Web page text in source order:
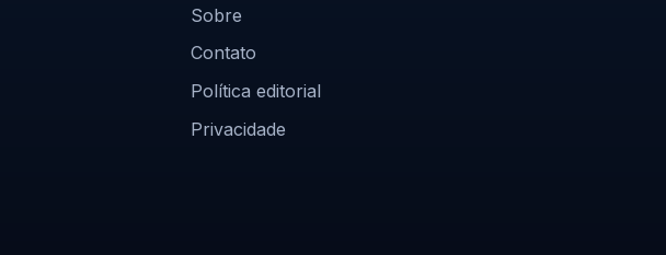
Sobre
Contato
Política editorial
Privacidade